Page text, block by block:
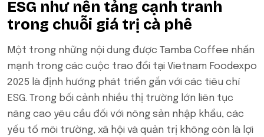
ESG như nền tảng cạnh tranh
trong chuỗi giá trị cà phê
Một trong những nội dung được Tamba Coffee nhấn
mạnh trong các cuộc trao đổi tại Vietnam Foodexpo
2025 là định hướng phát triển gắn với các tiêu chí
ESG. Trong bối cảnh nhiều thị trường lớn liên tục
nâng cao yêu cầu đối với nông sản nhập khẩu, các
yếu tố môi trường, xã hội và quản trị không còn là lợi